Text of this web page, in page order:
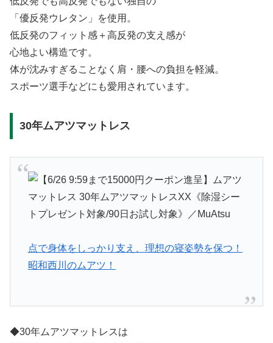
「優反発ウレタン」を使用。
低反発のフィット感＋高反発の支え感が
心地よい構造です。
体が沈みすぎることなく肩・腰への負担を軽減。
スポーツ選手などにも愛用されています。
30年ムアツマットレス
点で身体をしっかり支え、理想の寝姿勢を保つ！
昭和西川のムアツ！
◆30年ムアツマットレスは